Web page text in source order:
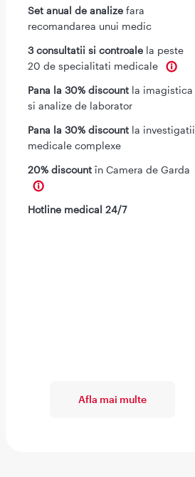
Set anual de analize fara
recomandarea unui medic
3 consultatii si controale la peste
20 de specialitati medicale
Pana la 30% discount la imagistica
si analize de laborator
Pana la 30% discount la investigatii
medicale complexe
20% discount în Camera de Garda
Hotline medical 24/7
Afla mai multe